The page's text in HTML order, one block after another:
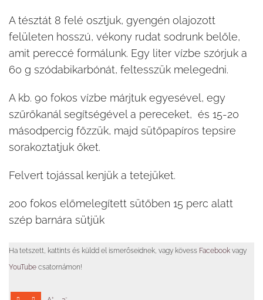
A tésztát 8 felé osztjuk, gyengén olajozott
felületen hosszú, vékony rudat sodrunk belőle,
amit pereccé formálunk. Egy liter vízbe szórjuk a
60 g szódabikarbónát, feltesszük melegedni.
A kb. 90 fokos vízbe márjtuk egyesével, egy
szűrőkanál segítségével a pereceket, és 15-20
másodpercig főzzük, majd sütőpapíros tepsire
sorakoztatjuk őket.
Felvert tojással kenjük a tetejüket.
200 fokos előmelegített sütőben 15 perc alatt
szép barnára sütjük
Ha tetszett, kattints és küldd el ismerőseidnek, vagy kövess Facebook vagy
YouTube csatornámon!
+ -